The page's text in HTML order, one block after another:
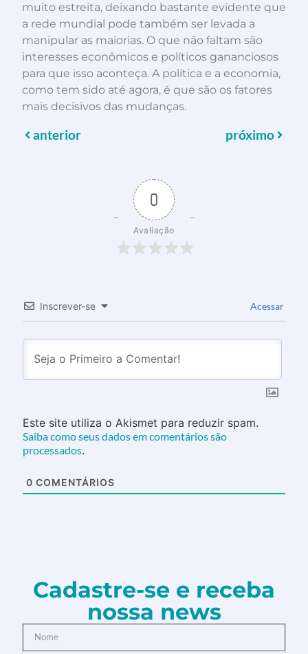
muito estreita, deixando bastante evidente que
a rede mundial pode também ser levada a
manipular as maiorias. O que não faltam são
interesses econômicos e políticos gananciosos
para que isso aconteça. A política e a economia,
como tem sido até agora, é que são os fatores
mais decisivos das mudanças.
anterior próximo
0
Avaliação
Inscrever-se Acessar
Este site utiliza o Akismet para reduzir spam.
Saiba como seus dados em comentários são
processados.
0 COMENTÁRIOS
Cadastre-se e receba
nossa news